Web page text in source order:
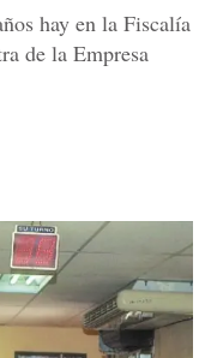
hay en la Fiscalía
de la Empresa